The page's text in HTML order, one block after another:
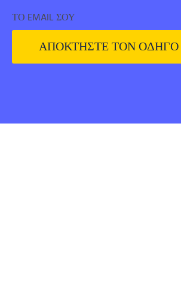
ΤΟ EMAIL ΣΟΥ
ΑΠΟΚΤΗΣΤΕ ΤΟΝ